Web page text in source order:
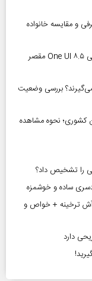
و مقایسه خانواده
بحران باتری در گوشی‌های سامسونگ؛ آیا به‌روزرسانی One UI ۸.۵ مقصر
بررسی وضعیت
کشوری؛ نحوه مشاهده
را تشخیص داد؟
ساده و خوشمزه
آش ترخینه + خواص و
دارد